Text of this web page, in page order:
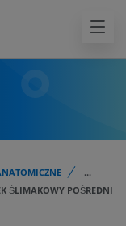
...
ŚLIMAKOWY POŚREDNI